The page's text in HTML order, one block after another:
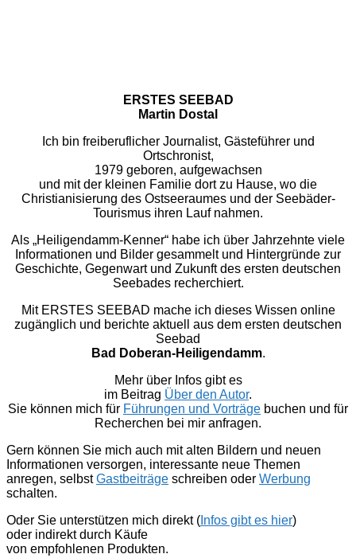
ERSTES SEEBAD
Martin Dostal
Ich bin freiberuflicher Journalist, Gästeführer und
Ortschronist,
1979 geboren, aufgewachsen
und mit der kleinen Familie dort zu Hause, wo die
Christianisierung des Ostseeraumes und der Seebäder-
Tourismus ihren Lauf nahmen.
Als „Heiligendamm-Kenner“ habe ich über Jahrzehnte viele
Informationen und Bilder gesammelt und Hintergründe zur
Geschichte, Gegenwart und Zukunft des ersten deutschen
Seebades recherchiert.
Mit ERSTES SEEBAD mache ich dieses Wissen online
zugänglich und berichte aktuell aus dem ersten deutschen
Seebad
Bad Doberan-Heiligendamm.
Mehr über Infos gibt es
im Beitrag Über den Autor.
Sie können mich für Führungen und Vorträge buchen und für
Recherchen bei mir anfragen.
Gern können Sie mich auch mit alten Bildern und neuen
Informationen versorgen, interessante neue Themen
anregen, selbstGastbeiträge schreiben oder Werbung
schalten.
Oder Sie unterstützen mich direkt ( Infos gibt es hier)
oder indirekt durch Käufe
von empfohlenen Produkten.